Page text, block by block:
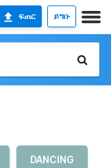
ፍጠር ይግቡ
DANCING